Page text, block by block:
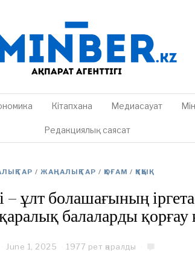
Кітапхана Медиасауат
Редакциялық саясат
/ ЖАҢАЛЫҚТАР / ҚОҒАМ / ҚҰҚЫҚ
– ұлт болашағының
балаларды қорғау
June 1, 2025 1977 рет қаралды